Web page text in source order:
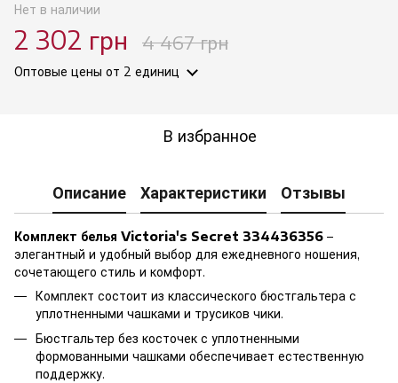
Нет в наличии
2 302 грн 4 467 грн
Оптовые цены от 2 единиц
В избранное
Описание Характеристики Отзывы
Комплект белья Victoria's Secret 334436356 –
элегантный и удобный выбор для ежедневного ношения,
сочетающего стиль и комфорт.
Комплект состоит из классического бюстгальтера с
уплотненными чашками и трусиков чики.
Бюстгальтер без косточек с уплотненными
формованными чашками обеспечивает естественную
поддержку.